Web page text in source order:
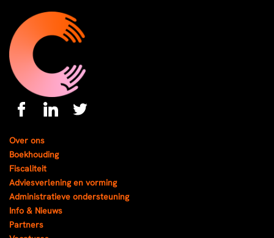
Over ons
Boekhouding
Fiscaliteit
Adviesverlening en vorming
Administratieve ondersteuning
Info & Nieuws
Partners